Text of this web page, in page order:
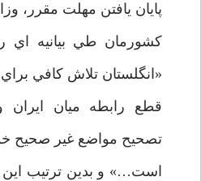
پايان يافتن مهلت مقرر،
كشورمان طي بيانيه اي
«انگلستان تلاش كافي
قطع رابطه ميان ايران
تصحيح مواضع غير صحيح
است…» و بدين ترتيب